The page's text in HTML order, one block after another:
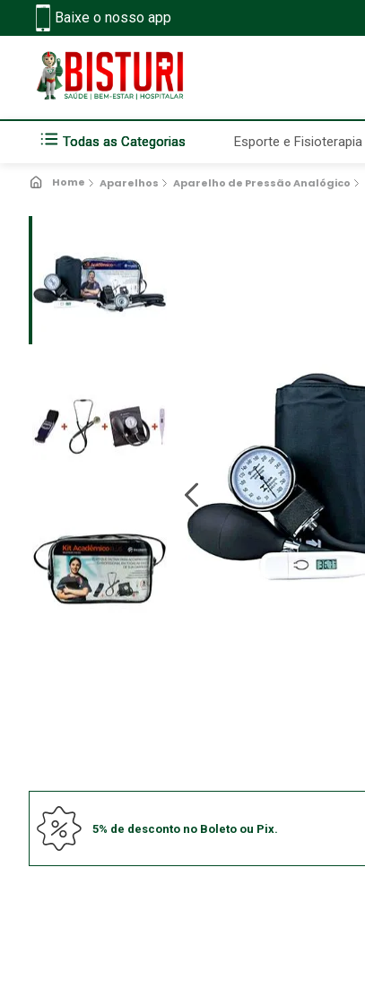
Baixe o nosso app
Todas as Categorias Esporte e Fisioterapia
Aparelhos Aparelho de Pressão Analógico
5% de desconto no Boleto ou Pix.